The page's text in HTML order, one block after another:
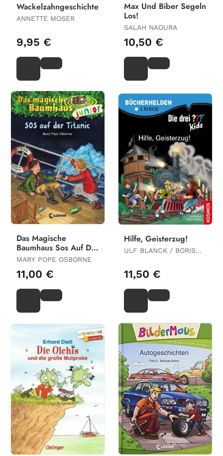
Wackelzahngeschichten
ANNETTE MOSER
9,95 €
Max Und Biber Segeln
Los!
SALAH NAOURA
10,50 €
Das Magische
Baumhaus Sos Auf Der
Titanic
MARY POPE OSBORNE
11,00 €
Hilfe, Geisterzug!
ULF BLANCK / BORIS
11,50 €